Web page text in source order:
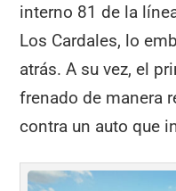
interno 81 de la
Los Cardales, lo
atrás. A su vez, el
frenado de manera
contra un auto que